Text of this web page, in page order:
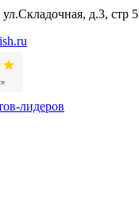
д.3, стр 5